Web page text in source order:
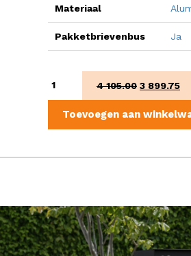
Materiaal
Pakketbrievenbus Ja
Connect
4 105.00
prijs
was:
3 899.75
is:
Toevoegen aan